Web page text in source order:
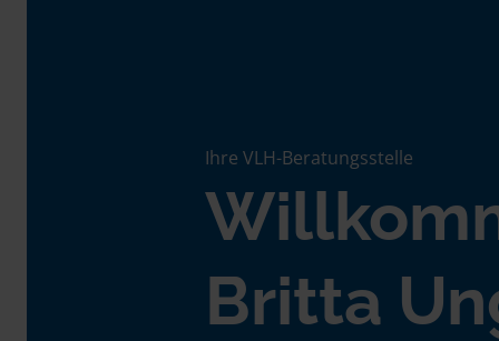
Ihre VLH-Beratungsstelle
Britta